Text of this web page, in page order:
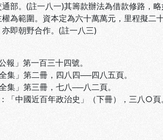
部。(註一八一)其籌款辦法為借款修路，
為範圍。資本定為六十萬萬元，里程擬
即朝野合作。(註一八三)
」第一百三十四號。
」第二冊，四八四──四八五頁。
」第三冊，七八──八二頁。
中國近百年政治史」（下冊），三八○頁。